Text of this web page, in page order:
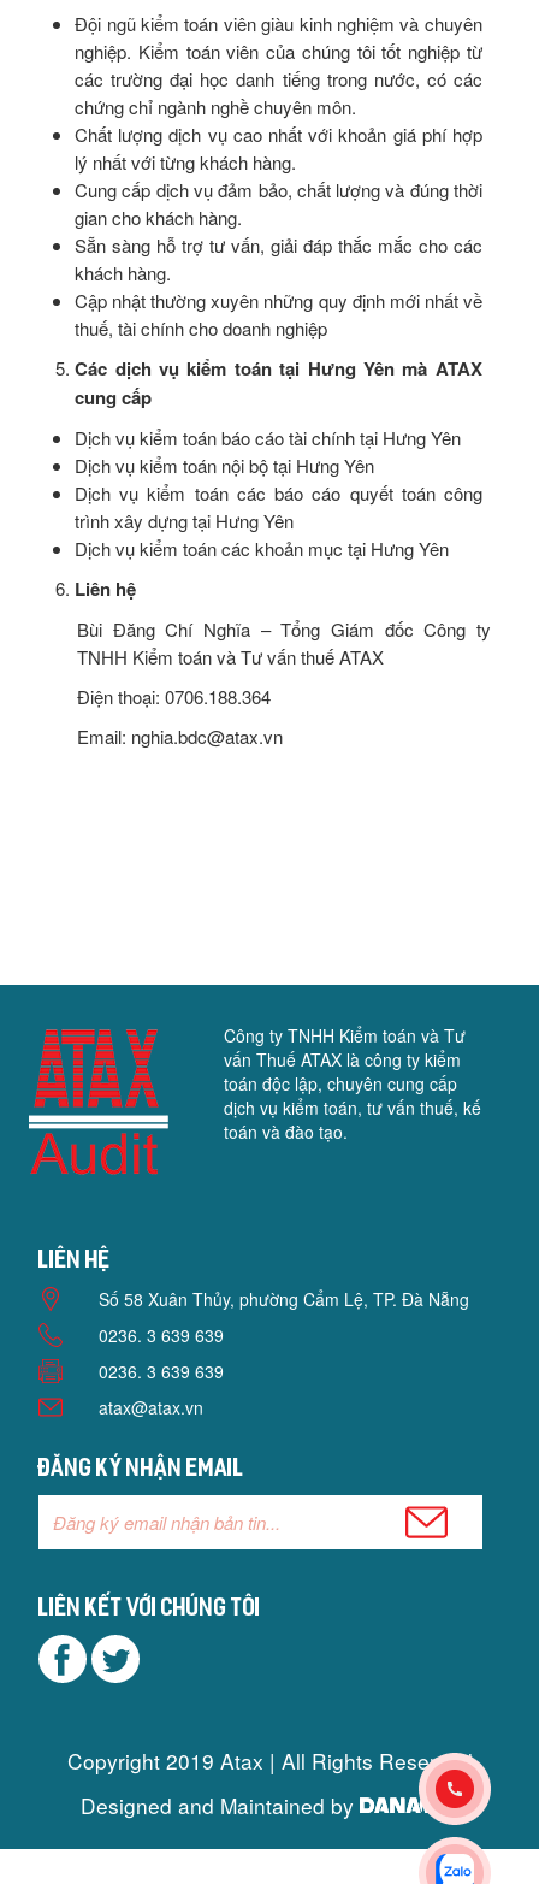
Đội ngũ kiểm toán viên giàu kinh nghiệm và chuyên
nghiệp. Kiểm toán viên của chúng tôi tốt nghiệp từ
các trường đại học danh tiếng trong nước, có các
chứng chỉ ngành nghề chuyên môn.
Chất lượng dịch vụ cao nhất với khoản giá phí hợp
lý nhất với từng khách hàng.
Cung cấp dịch vụ đảm bảo, chất lượng và đúng thời
gian cho khách hàng.
Sẵn sàng hỗ trợ tư vấn, giải đáp thắc mắc cho các
khách hàng.
Cập nhật thường xuyên những quy định mới nhất về
thuế, tài chính cho doanh nghiệp
Các dịch vụ kiểm toán tại Hưng Yên mà ATAX
cung cấp
Dịch vụ kiểm toán báo cáo tài chính tại Hưng Yên
Dịch vụ kiểm toán nội bộ tại Hưng Yên
Dịch vụ kiểm toán các báo cáo quyết toán công
trình xây dựng tại Hưng Yên
Dịch vụ kiểm toán các khoản mục tại Hưng Yên
Liên hệ
Bùi Đăng Chí Nghĩa – Tổng Giám đốc Công ty
TNHH Kiểm toán và Tư vấn thuế ATAX
Điện thoại: 0706.188.364
Email: nghia.bdc@atax.vn
Công ty TNHH Kiểm toán và Tư
vấn Thuế ATAX là công ty kiểm
toán độc lập, chuyên cung cấp
dịch vụ kiểm toán, tư vấn thuế, kế
toán và đào tạo.
Liên hệ
Số 58 Xuân Thủy, phường Cẩm Lệ, TP. Đà Nẵng
0236. 3 639 639
0236. 3 639 639
atax@atax.vn
Đăng ký nhận email
Liên kết với chúng tôi
Copyright 2019 Atax | All Rights Reserved
Designed and Maintained by